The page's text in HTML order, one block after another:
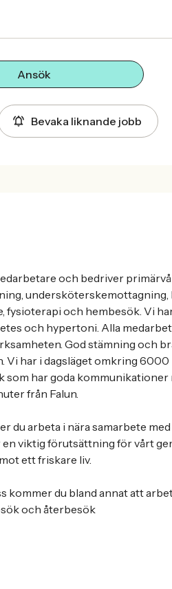
Ansök
Bevaka liknande jobb
och bedriver
undersköterskemottagning,
fysioterapi och hembesök. Vi
och hypertoni. Alla
God stämning och
har i dagsläget omkring
har goda kommunikationer
från Falun.
du arbeta i nära samarbete
viktig förutsättning för vårt
ett friskare liv.
kommer du bland annat att
och återbesök